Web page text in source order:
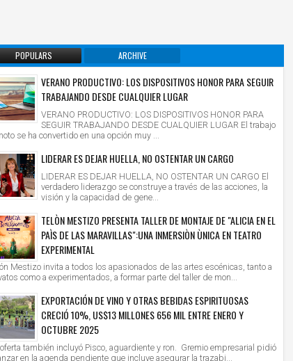
POPULARS ARCHIVE
VERANO PRODUCTIVO: LOS DISPOSITIVOS HONOR PARA SEGUIR
TRABAJANDO DESDE CUALQUIER LUGAR
VERANO PRODUCTIVO: LOS DISPOSITIVOS HONOR PARA
SEGUIR TRABAJANDO DESDE CUALQUIER LUGAR El trabajo
se ha convertido en una opción muy ...
LIDERAR ES DEJAR HUELLA, NO OSTENTAR UN CARGO
LIDERAR ES DEJAR HUELLA, NO OSTENTAR UN CARGO El
verdadero liderazgo se construye a través de las acciones, la
visión y la capacidad de gene...
TELÒN MESTIZO PRESENTA TALLER DE MONTAJE DE "ALICIA EN EL
PAÌS DE LAS MARAVILLAS":UNA INMERSIÒN ÙNICA EN TEATRO
EXPERIMENTAL
Mestizo invita a todos los apasionados de las artes escénicas, tanto a
como a experimentados, a formar parte del taller de mon...
EXPORTACIÓN DE VINO Y OTRAS BEBIDAS ESPIRITUOSAS
CRECIÓ 10%, US$13 MILLONES 656 MIL ENTRE ENERO Y
OCTUBRE 2025
también incluyó Pisco, aguardiente y ron. Gremio empresarial pidió
en la agenda pendiente que incluye asegurar la trazabi...